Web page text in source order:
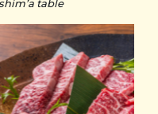
table